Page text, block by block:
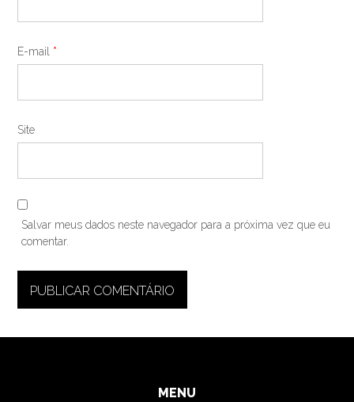
E-mail *
Site
Salvar meus dados neste navegador para a próxima vez que eu
comentar.
MENU